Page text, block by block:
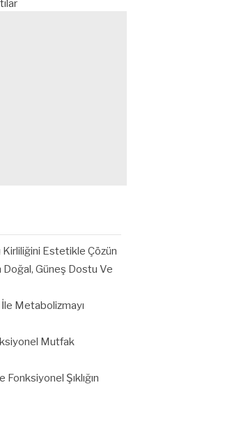
Kirliliğini Estetikle Çözün
Güneş Dostu Ve
Metabolizmayı
Mutfak
Fonksiyonel Şıklığın